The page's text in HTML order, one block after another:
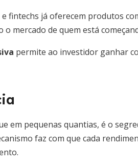
fintechs já oferecem produtos
mercado de quem está
permite ao investidor ganhar
em pequenas quantias, é o
faz com que cada